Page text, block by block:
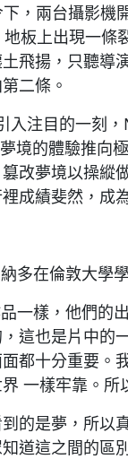
，兩台攝影機
板上出現一
飛揚，只聽
二條。
注目的一刻
境的體驗推向
改夢境以操
成績斐然，成
多在倫敦大學
一樣，他們的
這也是片中
都十分重要。
一樣牢靠。所
到的是夢，所
道這之間的